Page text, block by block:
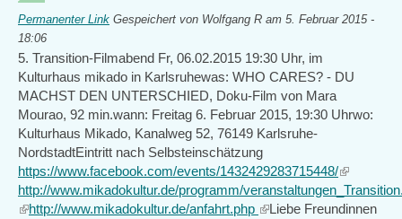
Permanenter Link Gespeichert von Wolfgang R am 5. Februar 2015 -
18:06
5. Transition-Filmabend Fr, 06.02.2015 19:30 Uhr, im
Kulturhaus mikado in Karlsruhewas: WHO CARES? - DU
MACHST DEN UNTERSCHIED, Doku-Film von Mara
Mourao, 92 min.wann: Freitag 6. Februar 2015, 19:30 Uhrwo:
Kulturhaus Mikado, Kanalweg 52, 76149 Karlsruhe-
NordstadtEintritt nach Selbsteinschätzung
https://www.facebook.com/events/1432429283715448/(link
is
external)
http://www.mikadokultur.de/programm/
(linkhttp://www.mikadokultur.de/anfahrt.php (linkLiebe Freundinnen